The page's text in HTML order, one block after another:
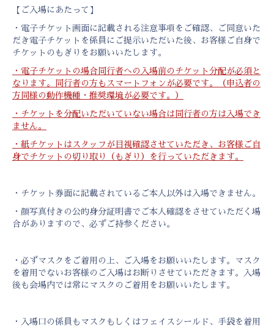
【ご入場にあたって】
・電子チケット画面に記載される注意事項をご確認、ご同意いた
だき電子チケットを係員にご提示いただいた後、お客様ご自身で
チケットのもぎりをお願いいたします。
・電子チケットの場合同行者への入場前のチケット分配が必須と
なります。同行者の方もスマートフォンが必要です。（申込者の
方同様の動作機種・推奨環境が必要です。）
・チケットを分配いただいていない場合は同行者の方は入場でき
ません。
・紙チケットはスタッフが目視確認させていただき、お客様ご自
身でチケットの切り取り（もぎり）を行っていただきます。
・チケット券面に記載されているご本人以外は入場できません。
・顔写真付きの公的身分証明書でご本人確認をさせていただく場
合がありますので、必ずご持参ください。
・必ずマスクをご着用の上、ご入場をお願いいたします。マスク
を着用でないお客様のご入場はお断りさせていただきます。入場
後も会場内では常にマスクのご着用をお願いいたします。
・入場口の係員もマスクもしくはフェイスシールド、手袋を着用